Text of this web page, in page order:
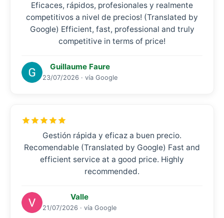
Eficaces, rápidos, profesionales y realmente
competitivos a nivel de precios! (Translated by
Google) Efficient, fast, professional and truly
competitive in terms of price!
Guillaume Faure
23/07/2026 · vía Google
Gestión rápida y eficaz a buen precio.
Recomendable (Translated by Google) Fast and
efficient service at a good price. Highly
recommended.
Valle
21/07/2026 · vía Google